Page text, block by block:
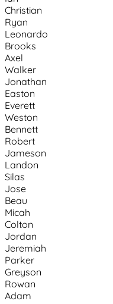
Christian
Ryan
Leonardo
Brooks
Axel
Walker
Jonathan
Easton
Everett
Weston
Bennett
Robert
Jameson
Landon
Silas
Jose
Beau
Micah
Colton
Jordan
Jeremiah
Parker
Greyson
Rowan
Adam